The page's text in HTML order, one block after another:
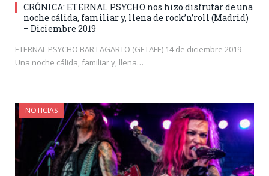
CRÓNICA: ETERNAL PSYCHO nos hizo disfrutar de una
noche cálida, familiar y, llena de rock’n’roll (Madrid)
– Diciembre 2019
ETERNAL PSYCHO BAR LAGARTO (GETAFE) 14 de diciembre 2019
Una noche cálida, familiar y, llena…
NOTICIAS